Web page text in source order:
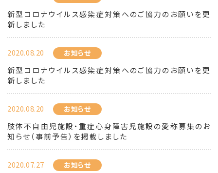
新型コロナウイルス感染症対策へのご協力のお願いを更
新しました
2020.08.20 お知らせ
新型コロナウイルス感染症対策へのご協力のお願いを更
新しました
2020.08.20 お知らせ
肢体不自由児施設・重症心身障害児施設の愛称募集のお
知らせ（事前予告）を掲載しました
2020.07.27 お知らせ